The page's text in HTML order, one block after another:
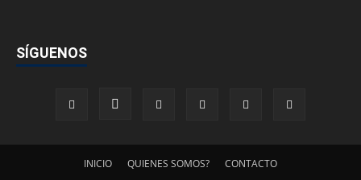
SÍGUENOS
INICIO QUIENES SOMOS? CONTACTO